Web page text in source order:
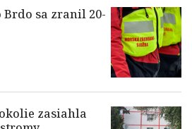
sa zranil 20-
zasiahla